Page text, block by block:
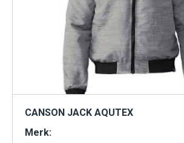
CANSON JACK AQUTEX
Merk: